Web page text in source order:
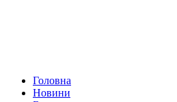
Головна
Новини